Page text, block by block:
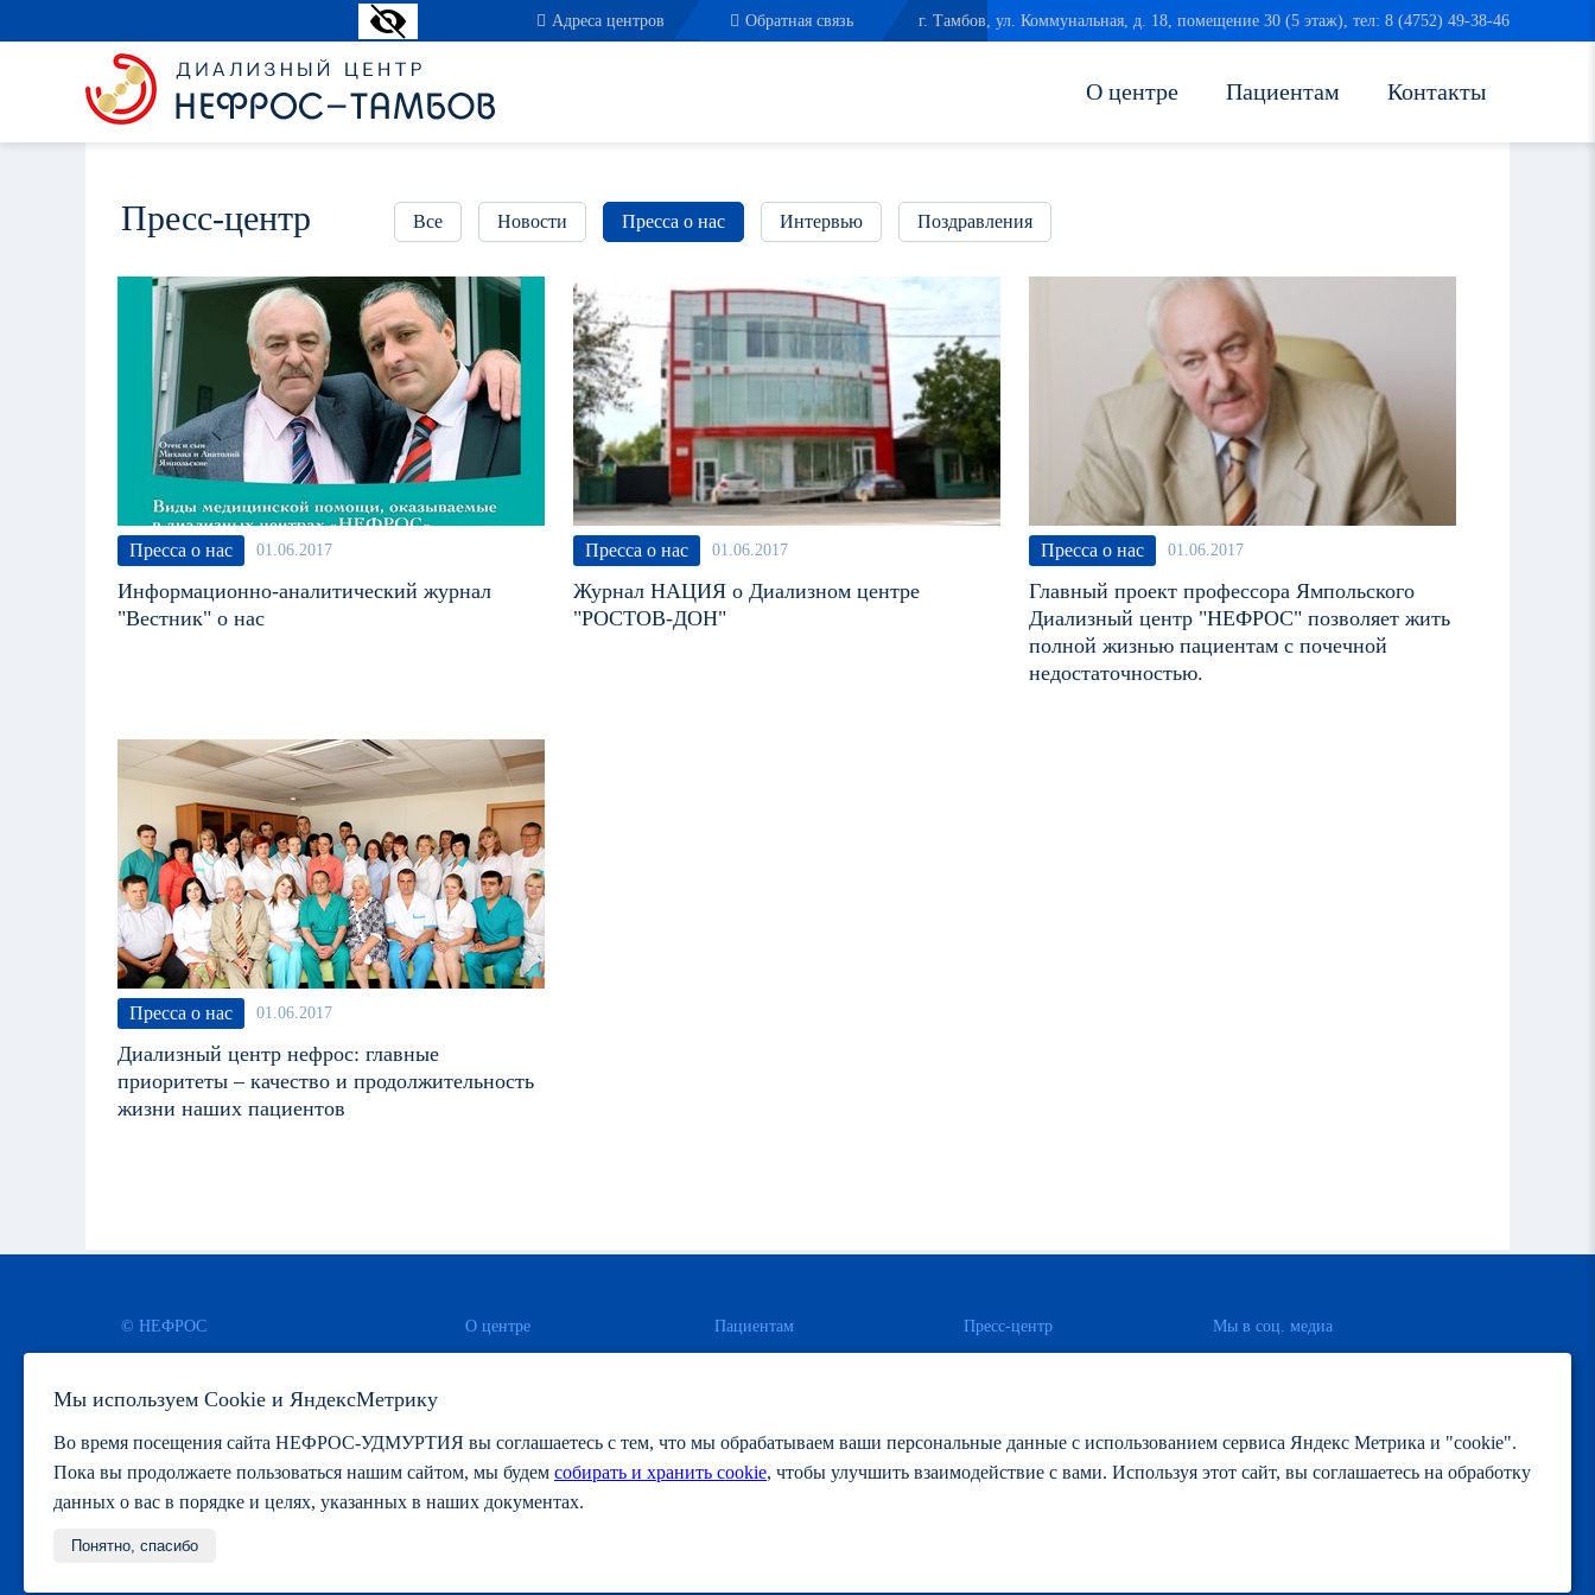
Адреса центров Обратная связь г. Тамбов, ул. Коммунальная, д. 18, помещение 30 (5 этаж), тел: 8 (4752) 49-38-46
О центре Пациентам Контакты
Пресс-центр Все Новости Пресса о нас Интервью Поздравления
Пресса о нас 01.06.2017
Информационно-аналитический журнал
"Вестник" о нас
Пресса о нас 01.06.2017
Журнал НАЦИЯ о Диализном центре
"РОСТОВ-ДОН"
Пресса о нас 01.06.2017
Главный проект профессора Ямпольского
Диализный центр "НЕФРОС" позволяет жить
полной жизнью пациентам с почечной
недостаточностью.
Пресса о нас 01.06.2017
Диализный центр нефрос: главные
приоритеты – качество и продолжительность
жизни наших пациентов
© НЕФРОС
д. 18, помещение 30 (5 этаж)
info@nephros-tambov.ru
О центре
Вакансии
Лицензии
Пациентам
Задать вопрос
Мед. помощь
Пресс-центр
Интервью
Мы в соц. медиа
Developed inVoodoo
Мы используем Сookie и ЯндексМетрику
Во время посещения сайта НЕФРОС-УДМУРТИЯ вы соглашаетесь с тем, что мы обрабатываем ваши персональные данные с использованием сервиса Яндекс Метрика и "cookie".
Пока вы продолжаете пользоваться нашим сайтом, мы будем собирать и хранить cookie, чтобы улучшить взаимодействие с вами. Используя этот сайт, вы соглашаетесь на обработку
данных о вас в порядке и целях, указанных в наших документах.
Понятно, спасибо